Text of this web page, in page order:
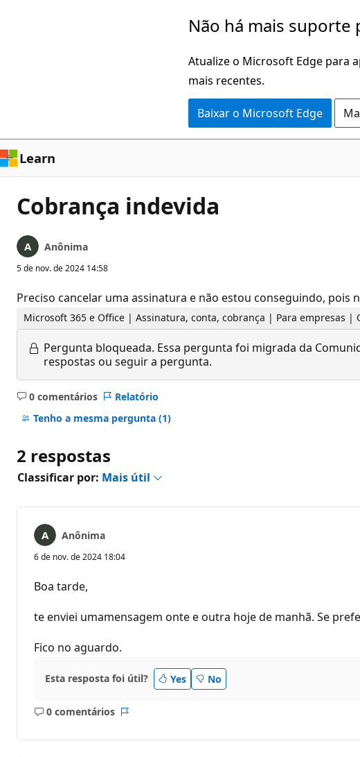
Não há mais suporte
Atualize o Microsoft Edge para
mais recentes.
Baixar o Microsoft Edge
Learn
Cobrança indevida
Anônima
5 de nov. de 2024 14:58
Preciso cancelar uma assinatura e não estou conseguindo,
Microsoft 365 e Office | Assinatura, conta, cobrança | Para empresas |
Pergunta bloqueada. Essa pergunta foi migrada da
respostas ou seguir a pergunta.
0 comentários
Sem
comentários
Relatório
Tenho a mesma pergunta (1)
2 respostas
Classificar por: Mais útil
Anônima
6 de nov. de 2024 18:04
Boa tarde,
te enviei umamensagem onte e outra hoje de manhã. Se
Fico no aguardo.
Esta resposta foi útil? Yes No
0 comentários
Sem